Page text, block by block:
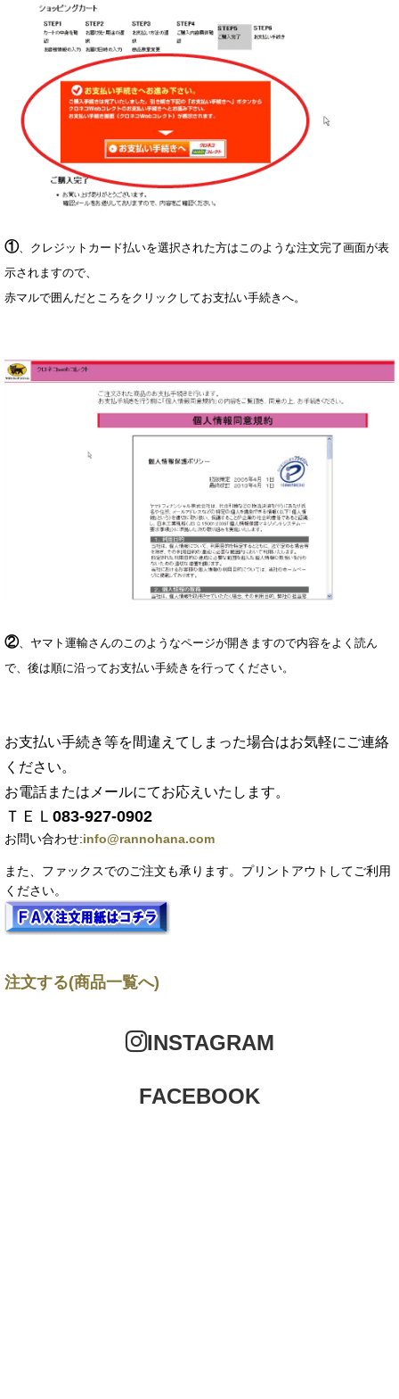
①、クレジットカード払いを選択された方はこのような注文完了画面が表
示されますので、
赤マルで囲んだところをクリックしてお支払い手続きへ。
②、ヤマト運輸さんのこのようなページが開きますので内容をよく読ん
で、後は順に沿ってお支払い手続きを行ってください。
お支払い手続き等を間違えてしまった場合はお気軽にご連絡
ください。
お電話またはメールにてお応えいたします。
ＴＥＬ 083-927-0902
お問い合わせ:info@rannohana.com
また、ファックスでのご注文も承ります。プリントアウトしてご利用
ください。
注文する(商品一覧へ)
INSTAGRAM
FACEBOOK